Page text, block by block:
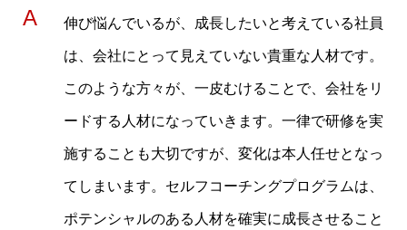
A 伸び悩んでいるが、成長したいと考えている社員
は、会社にとって見えていない貴重な人材です。
このような方々が、一皮むけることで、会社をリ
ードする人材になっていきます。一律で研修を実
施することも大切ですが、変化は本人任せとなっ
てしまいます。セルフコーチングプログラムは、
ポテンシャルのある人材を確実に成長させること